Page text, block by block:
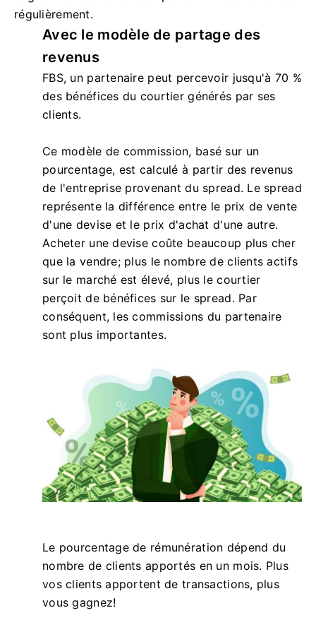
régulièrement.
Avec le modèle de partage des
revenus
FBS, un partenaire peut percevoir jusqu'à 70 %
des bénéfices du courtier générés par ses
clients.
Ce modèle de commission, basé sur un
pourcentage, est calculé à partir des revenus
de l'entreprise provenant du spread. Le spread
représente la différence entre le prix de vente
d'une devise et le prix d'achat d'une autre.
Acheter une devise coûte beaucoup plus cher
que la vendre; plus le nombre de clients actifs
sur le marché est élevé, plus le courtier
perçoit de bénéfices sur le spread. Par
conséquent, les commissions du partenaire
sont plus importantes.
Le pourcentage de rémunération dépend du
nombre de clients apportés en un mois. Plus
vos clients apportent de transactions, plus
vous gagnez!